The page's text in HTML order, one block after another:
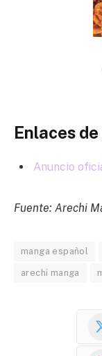
Enlaces
Anuncio
Fuente: Arechi
manga español
arechi manga